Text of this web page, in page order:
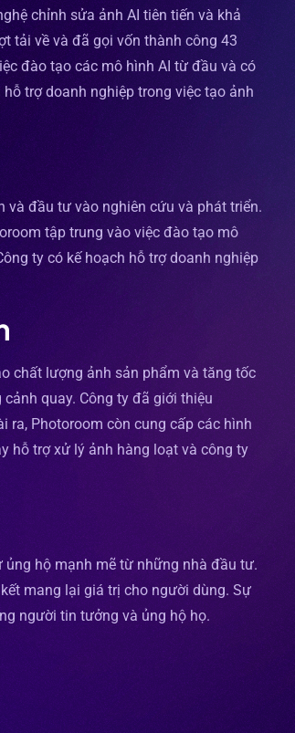
chỉnh sửa ảnh AI tiên tiến và khả
tải về và đã gọi vốn thành công 43
đào tạo các mô hình AI từ đầu và có
trợ doanh nghiệp trong việc tạo ảnh
và đầu tư vào nghiên cứu và phát triển.
tập trung vào việc đào tạo mô
ty có kế hoạch hỗ trợ doanh nghiệp
chất lượng ảnh sản phẩm và tăng tốc
quay. Công ty đã giới thiệu
ra, Photoroom còn cung cấp các hình
hỗ trợ xử lý ảnh hàng loạt và công ty
hộ mạnh mẽ từ những nhà đầu tư.
mang lại giá trị cho người dùng. Sự
người tin tưởng và ủng hộ họ.